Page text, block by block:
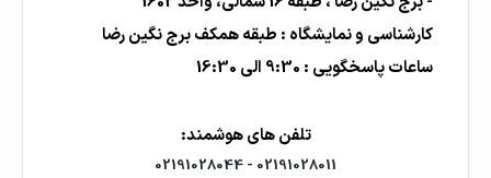
کارشناسی و نمایشگاه : طبقه همکف برج نگین رضا
ساعات پاسخگویی : 9:30 الی 16:30
تلفن های هوشمند:
02191028011
-
02191028044